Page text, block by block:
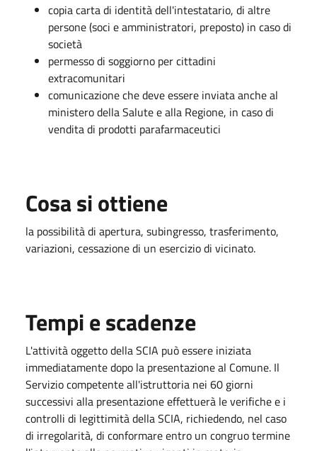
copia carta di identità dell'intestatario, di altre
persone (soci e amministratori, preposto) in caso di
società
permesso di soggiorno per cittadini
extracomunitari
comunicazione che deve essere inviata anche al
ministero della Salute e alla Regione, in caso di
vendita di prodotti parafarmaceutici
Cosa si ottiene
la possibilità di apertura, subingresso, trasferimento,
variazioni, cessazione di un esercizio di vicinato.
Tempi e scadenze
L'attività oggetto della SCIA può essere iniziata
immediatamente dopo la presentazione al Comune. Il
Servizio competente all'istruttoria nei 60 giorni
successivi alla presentazione effettuerà le verifiche e i
controlli di legittimità della SCIA, richiedendo, nel caso
di irregolarità, di conformare entro un congruo termine